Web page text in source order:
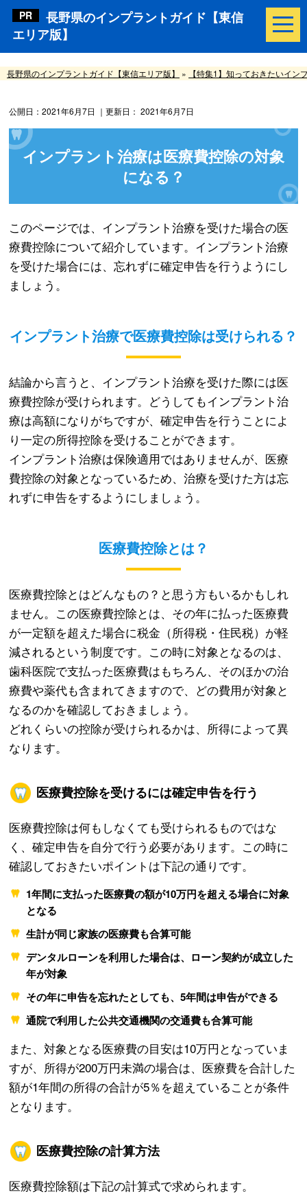
長野県のインプラントガイド【東信
エリア版】
長野県のインプラントガイド【東信エリア版】 » 【特集1】知っておきたいイン
公開日：2021年6月7日 ｜更新日：2021年6月7日
インプラント治療は医療費控除の対象
になる？
このページでは、インプラント治療を受けた場合の医
療費控除について紹介しています。インプラント治療
を受けた場合には、忘れずに確定申告を行うようにし
ましょう。
インプラント治療で医療費控除は受けられる？
結論から言うと、インプラント治療を受けた際には医
療費控除が受けられます。どうしてもインプラント治
療は高額になりがちですが、確定申告を行うことによ
り一定の所得控除を受けることができます。
インプラント治療は保険適用ではありませんが、医療
費控除の対象となっているため、治療を受けた方は忘
れずに申告をするようにしましょう。
医療費控除とは？
医療費控除とはどんなもの？と思う方もいるかもしれ
ません。この医療費控除とは、その年に払った医療費
が一定額を超えた場合に税金（所得税・住民税）が軽
減されるという制度です。この時に対象となるのは、
歯科医院で支払った医療費はもちろん、そのほかの治
療費や薬代も含まれてきますので、どの費用が対象と
なるのかを確認しておきましょう。
どれくらいの控除が受けられるかは、所得によって異
なります。
医療費控除を受けるには確定申告を行う
医療費控除は何もしなくても受けられるものではな
く、確定申告を自分で行う必要があります。この時に
確認しておきたいポイントは下記の通りです。
1年間に支払った医療費の額が10万円を超える場合に対象
となる
生計が同じ家族の医療費も合算可能
デンタルローンを利用した場合は、ローン契約が成立した
年が対象
その年に申告を忘れたとしても、5年間は申告ができる
通院で利用した公共交通機関の交通費も合算可能
また、対象となる医療費の目安は10万円となっていま
すが、所得が200万円未満の場合は、医療費を合計した
額が1年間の所得の合計が5％を超えていることが条件
となります。
医療費控除の計算方法
医療費控除額は下記の計算式で求められます。